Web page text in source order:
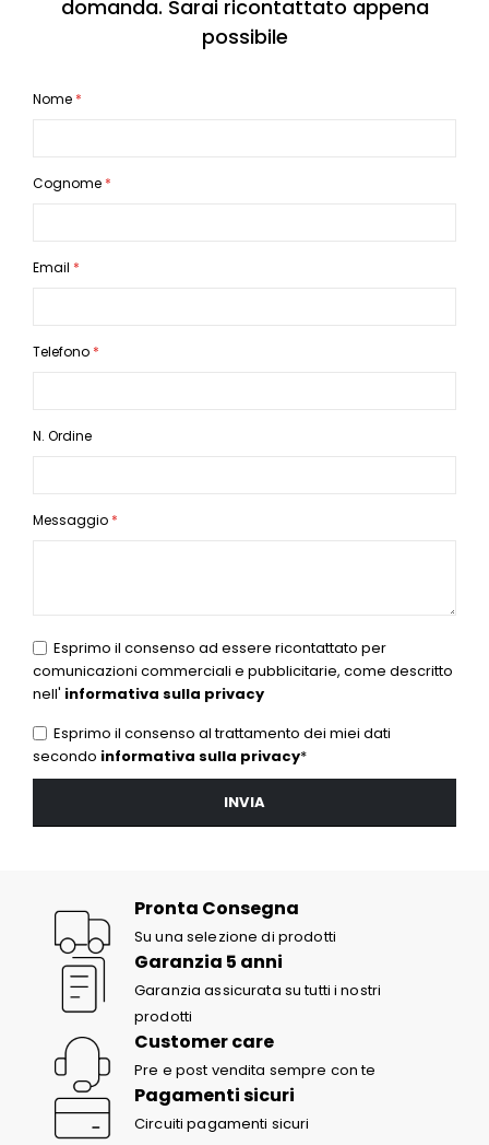
domanda. Sarai ricontattato appena
possibile
Nome
Cognome
Email
Telefono
N. Ordine
Messaggio
Esprimo il consenso ad essere ricontattato per
comunicazioni commerciali e pubblicitarie, come descritto
nell' informativa sulla privacy
Esprimo il consenso al trattamento dei miei dati
secondo informativa sulla privacy*
INVIA
Pronta Consegna
Su una selezione di prodotti
Garanzia 5 anni
Garanzia assicurata su tutti i nostri
prodotti
Customer care
Pre e post vendita sempre con te
Pagamenti sicuri
Circuiti pagamenti sicuri